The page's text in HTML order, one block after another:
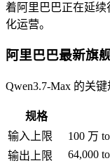
着阿里巴巴正在延
化运营。
阿里巴巴最新旗
Qwen3.7-Max 的关键
规格
输入上限
100 万
输出上限
64,000